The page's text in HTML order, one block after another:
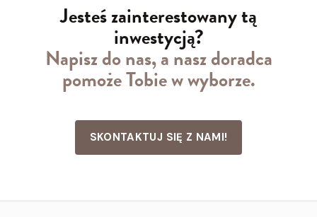
Jesteś zainterestowany tą
inwestycją?
Napisz do nas, a nasz doradca
pomoże Tobie w wyborze.
SKONTAKTUJ SIĘ Z NAMI!